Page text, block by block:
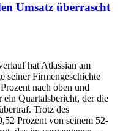
Umsatz überrascht
hat Atlassian am
seiner Firmengeschichte
nach oben und
Quartalsbericht, der die
Trotz des
Prozent von seinem 52-